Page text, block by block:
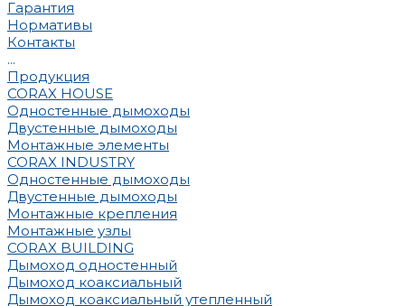
Гарантия
Нормативы
Контакты
...
Продукция
CORAX HOUSE
Одностенные дымоходы
Двустенные дымоходы
Монтажные элементы
CORAX INDUSTRY
Одностенные дымоходы
Двустенные дымоходы
Монтажные крепления
Монтажные узлы
CORAX BUILDING
Дымоход одностенный
Дымоход коаксиальный
Дымоход коаксиальный утепленный